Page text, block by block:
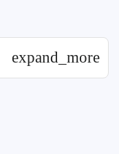
expand_more